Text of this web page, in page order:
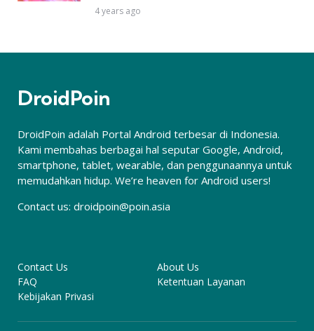
4 years ago
DroidPoin
DroidPoin adalah Portal Android terbesar di Indonesia.
Kami membahas berbagai hal seputar Google, Android,
smartphone, tablet, wearable, dan penggunaannya untuk
memudahkan hidup. We’re heaven for Android users!
Contact us: droidpoin@poin.asia
Contact Us
About Us
FAQ
Ketentuan Layanan
Kebijakan Privasi